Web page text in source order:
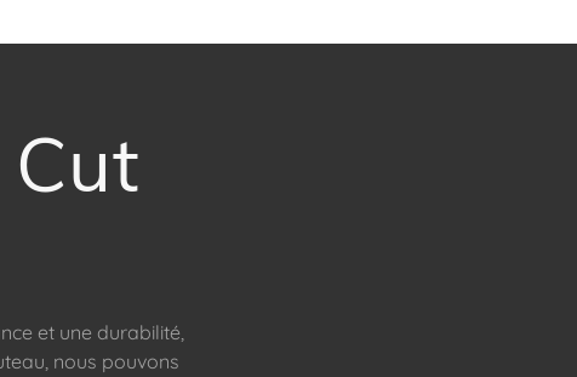
et une durabilité,
nous pouvons